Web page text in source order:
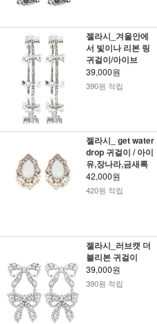
젤라시_겨울안에
서 빛이나 리본 링
귀걸이/아이브
39,000원
390원 적립
젤라시_ get water
drop 귀걸이 / 아이
유,장나라,금새록
42,000원
420원 적립
젤라시_러브캣 더
블리본 귀걸이
39,000원
390원 적립